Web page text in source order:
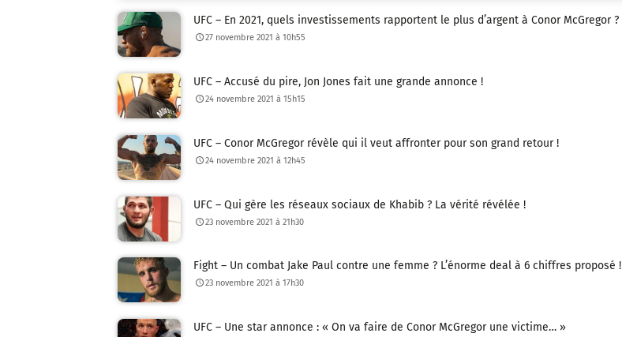
UFC – En 2021, quels investissements rapportent le plus d’argent à Conor McGregor ?
27 novembre 2021 à 10h55
UFC – Accusé du pire, Jon Jones fait une grande annonce !
24 novembre 2021 à 15h15
UFC – Conor McGregor révèle qui il veut affronter pour son grand retour !
24 novembre 2021 à 12h45
UFC – Qui gère les réseaux sociaux de Khabib ? La vérité révélée !
23 novembre 2021 à 21h30
Fight – Un combat Jake Paul contre une femme ? L’énorme deal à 6 chiffres proposé !
23 novembre 2021 à 17h30
UFC – Une star annonce : « On va faire de Conor McGregor une victime… »